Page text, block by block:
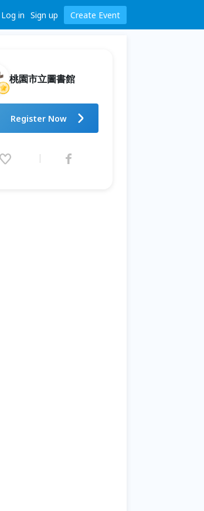
Log in Sign up Create Event
桃園市立圖書館
箱傘蜥蜴！
(Sun) 13:30 - 16:30
Register Now